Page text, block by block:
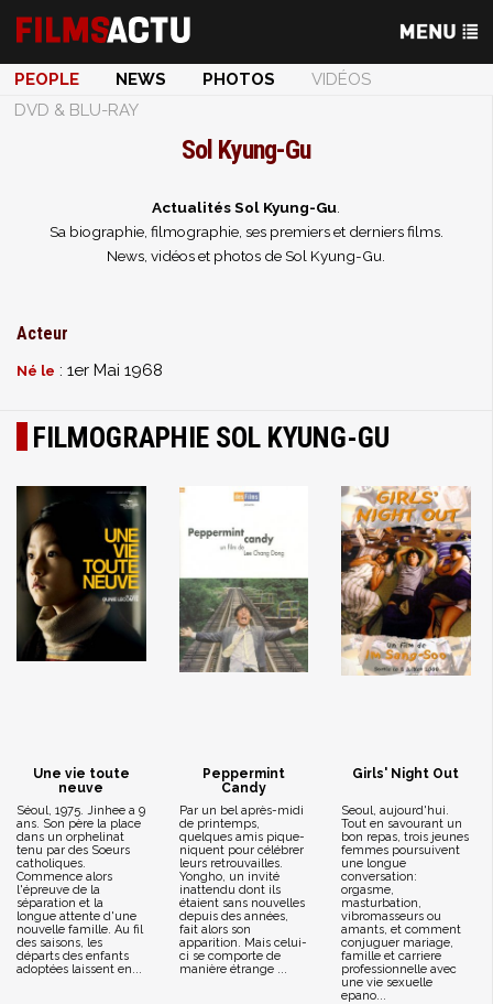
PEOPLE NEWS PHOTOS
VIDÉOS
DVD & BLU-RAY
Sol Kyung-Gu
Actualités Sol Kyung-Gu
Sa biographie, filmographie, ses premiers et derniers films.
News, vidéos et photos de Sol Kyung-Gu.
Acteur
Né le : 1er Mai 1968
FILMOGRAPHIE SOL KYUNG-GU
Une vie toute
neuve
Séoul, 1975. Jinhee a 9
ans. Son père la place
dans un orphelinat
tenu par des Soeurs
catholiques.
Commence alors
l'épreuve de la
séparation et la
longue attente d'une
nouvelle famille. Au fil
des saisons, les
départs des enfants
adoptées laissent en...
Peppermint
Candy
Par un bel après-midi
de printemps,
quelques amis pique-
niquent pour célébrer
leurs retrouvailles.
Yongho, un invité
inattendu dont ils
étaient sans nouvelles
depuis des années,
fait alors son
apparition. Mais celui-
ci se comporte de
manière étrange ...
Girls' Night Out
Seoul, aujourd'hui.
Tout en savourant un
bon repas, trois jeunes
femmes poursuivent
une longue
conversation:
orgasme,
masturbation,
vibromasseurs ou
amants, et comment
conjuguer mariage,
famille et carriere
professionnelle avec
une vie sexuelle
epano...